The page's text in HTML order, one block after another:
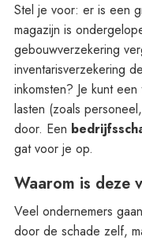
Stel je voor: er is een
magazijn is
gebouwverzekering
inventarisverzekering
inkomsten? Je kunt
lasten (zoals
door. Een
gat voor je op.
Waarom is deze
Veel ondernemers
door de schade zelf,